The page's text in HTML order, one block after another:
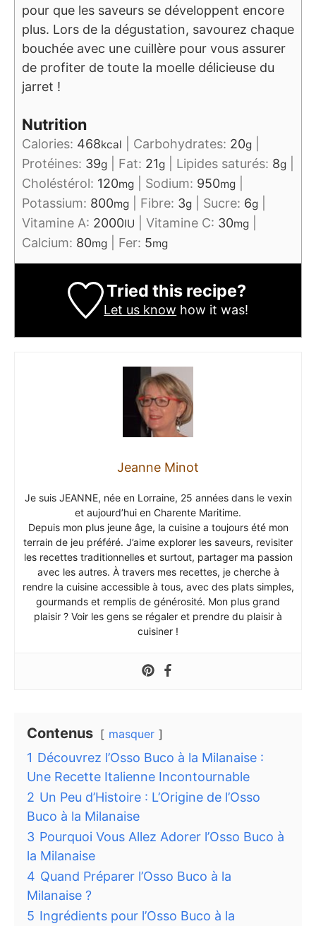
pour que les saveurs se développent encore
plus. Lors de la dégustation, savourez chaque
bouchée avec une cuillère pour vous assurer
de profiter de toute la moelle délicieuse du
jarret !
Nutrition
Calories: 468kcal Carbohydrates: 20g
Protéines: 39g Fat: 21g Lipides saturés: 8g
Choléstérol: 120mg Sodium: 950mg
Potassium: 800mg Fibre: 3g Sucre: 6g
Vitamine A: 2000IU Vitamine C: 30mg
Calcium: 80mg Fer: 5mg
Tried this recipe?
Let us know how it was!
Jeanne Minot
Je suis JEANNE, née en Lorraine, 25 années dans le vexin
et aujourd’hui en Charente Maritime.
Depuis mon plus jeune âge, la cuisine a toujours été mon
terrain de jeu préféré. J’aime explorer les saveurs, revisiter
les recettes traditionnelles et surtout, partager ma passion
avec les autres. À travers mes recettes, je cherche à
rendre la cuisine accessible à tous, avec des plats simples,
gourmands et remplis de générosité. Mon plus grand
plaisir ? Voir les gens se régaler et prendre du plaisir à
cuisiner !
Contenus masquer
1 Découvrez l’Osso Buco à la Milanaise :
Une Recette Italienne Incontournable
2 Un Peu d’Histoire : L’Origine de l’Osso
Buco à la Milanaise
3 Pourquoi Vous Allez Adorer l’Osso Buco à
la Milanaise
4 Quand Préparer l’Osso Buco à la
Milanaise ?
5 Ingrédients pour l’Osso Buco à la